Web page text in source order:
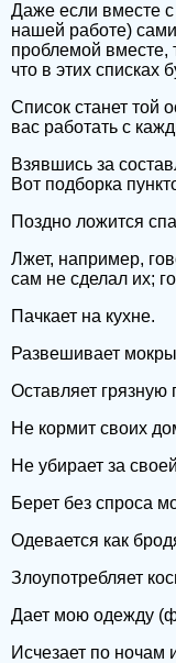
Даже если вместе с
нашей работе)
проблемой вместе,
что в этих списках
Список станет той
вас работать с
Взявшись за
Вот подборка
Поздно ложится
Лжет, например,
сам не сделал их;
Пачкает на кухне.
Развешивает
Оставляет грязную
Не кормит своих
Не убирает за
Берет без спроса
Одевается как
Злоупотребляет
Дает мою одежду
Исчезает по ночам